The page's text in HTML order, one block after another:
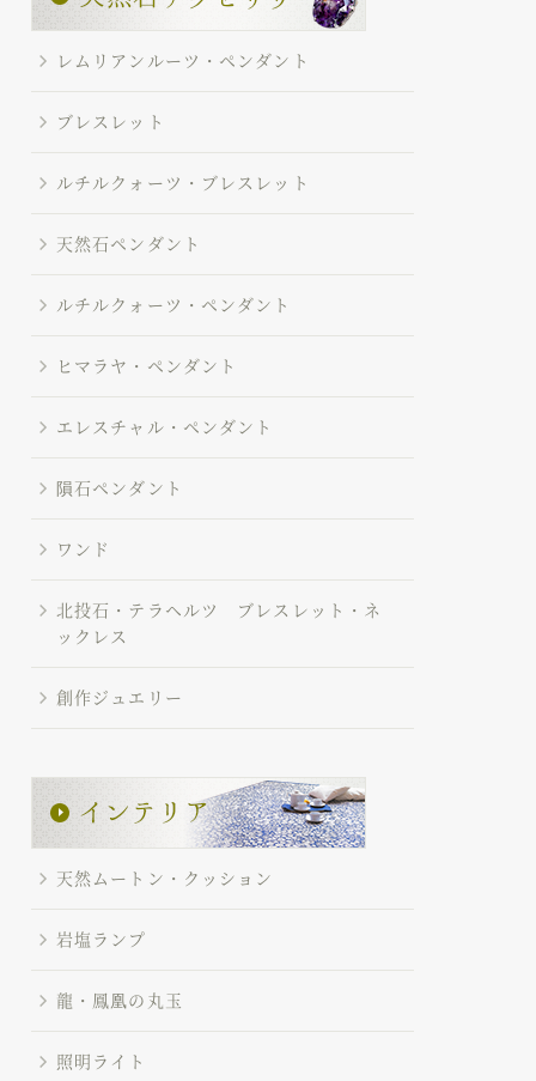
レムリアンルーツ・ペンダント
ブレスレット
ルチルクォーツ・ブレスレット
天然石ペンダント
ルチルクォーツ・ペンダント
ヒマラヤ・ペンダント
エレスチャル・ペンダント
隕石ペンダント
ワンド
北投石・テラヘルツ ブレスレット・ネ
ックレス
創作ジュエリー
天然ムートン・クッション
岩塩ランプ
龍・鳳凰の丸玉
照明ライト